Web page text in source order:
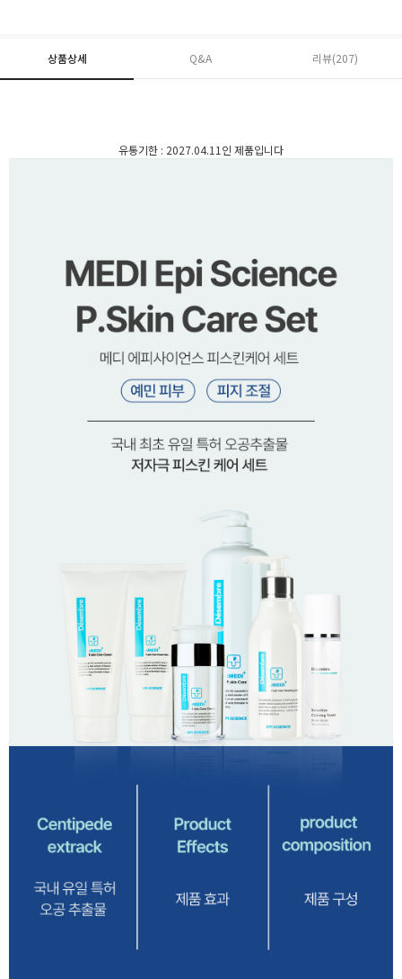
페이코 ID로 페
상품상세 Q&A 리뷰(207)
유통기한 : 2027.04.11인 제품입니다